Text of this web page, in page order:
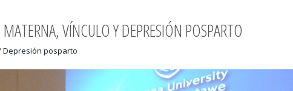
VÍNCULO Y DEPRESIÓN POSPARTO
Depresión posparto